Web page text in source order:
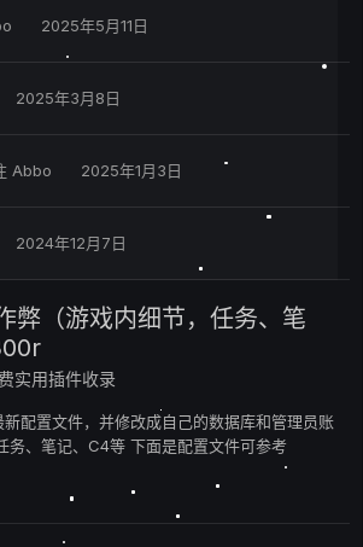
2025年5月11日
2025年3月8日
Abbo 2025年1月3日
2024年12月7日
弊（游戏内细节，任务、笔
实用插件收录
配置文件，并修改成自己的数据库和管理员账
务、笔记、C4等 下面是配置文件可参考